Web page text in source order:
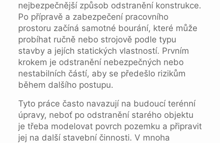
nejbezpečnější způsob odstranění konstrukce.
Po přípravě a zabezpečení pracovního
prostoru začíná samotné bourání, které může
probíhat ručně nebo strojově podle typu
stavby a jejích statických vlastností. Prvním
krokem je odstranění nebezpečných nebo
nestabilních částí, aby se předešlo rizikům
během dalšího postupu.
Tyto práce často navazují na budoucí terénní
úpravy, neboť po odstranění starého objektu
je třeba modelovat povrch pozemku a připravit
jej na další stavební činnosti. V mnoha